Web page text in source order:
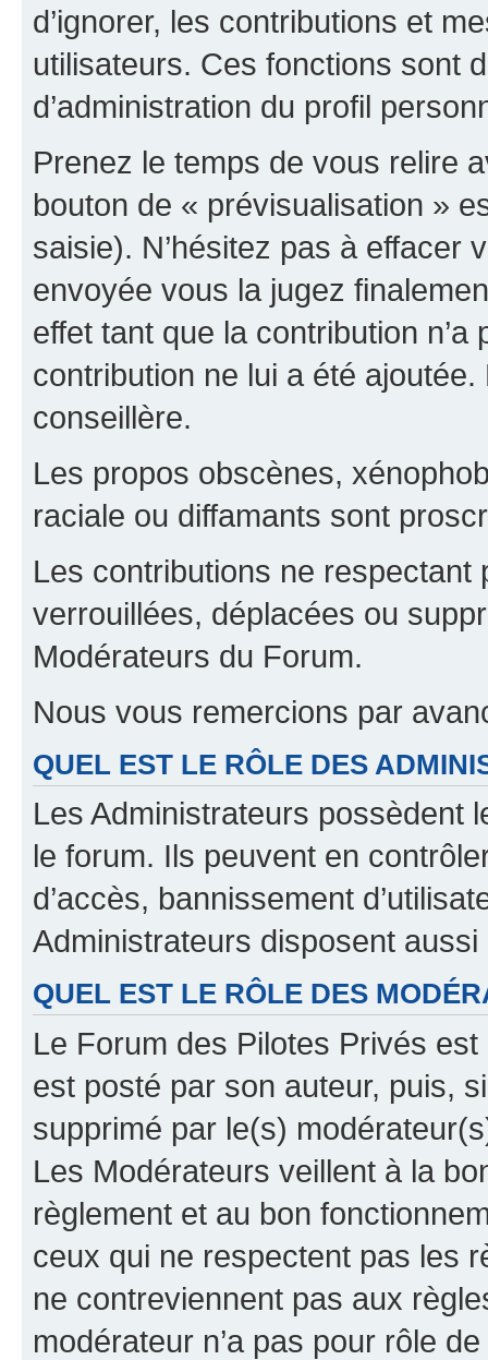
d’ignorer, les contributions et
utilisateurs. Ces fonctions sont
d’administration du profil
Prenez le temps de vous relire
bouton de « prévisualisation »
saisie). N’hésitez pas à effacer
envoyée vous la jugez
effet tant que la contribution n’a
contribution ne lui a été
conseillère.
Les propos obscènes,
raciale ou diffamants sont
Les contributions ne
verrouillées, déplacées ou
Modérateurs du Forum.
Nous vous remercions par
QUEL EST LE RÔLE DES
Les Administrateurs possèdent
le forum. Ils peuvent en
d’accès, bannissement
Administrateurs disposent
QUEL EST LE RÔLE DES
Le Forum des Pilotes Privés
est posté par son auteur, puis,
supprimé par le(s)
Les Modérateurs veillent à la
règlement et au bon
ceux qui ne respectent pas les
ne contreviennent pas aux
modérateur n’a pas pour rôle